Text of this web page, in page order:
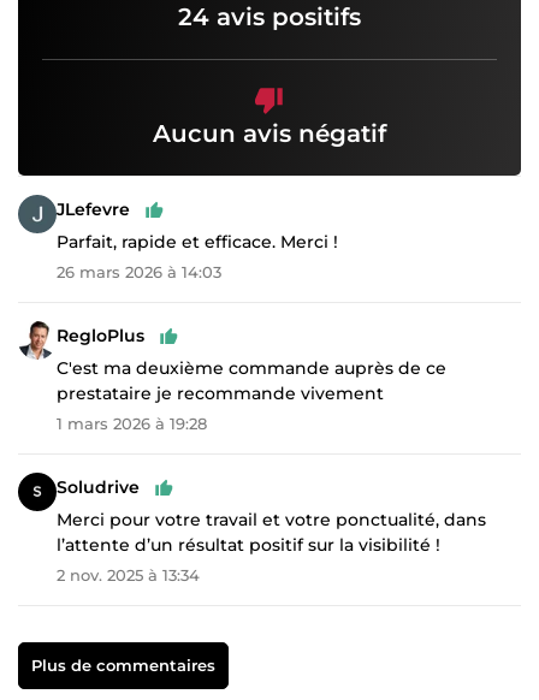
24 avis positifs
Aucun avis négatif
JLefevre
Parfait, rapide et efficace. Merci !
26 mars 2026 à 14:03
RegloPlus
C'est ma deuxième commande auprès de ce
prestataire je recommande vivement
1 mars 2026 à 19:28
Soludrive
Merci pour votre travail et votre ponctualité, dans
l’attente d’un résultat positif sur la visibilité !
2 nov. 2025 à 13:34
Plus de commentaires